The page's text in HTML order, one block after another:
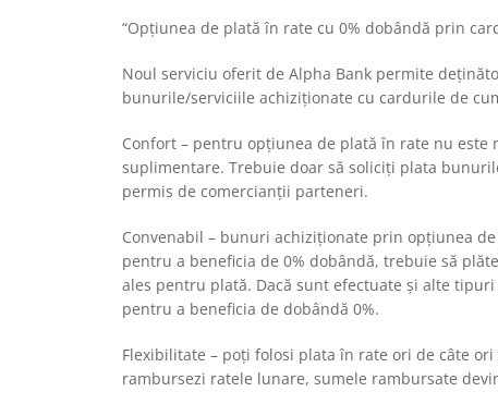
“Opțiunea de plată în rate cu 0% dobândă prin
Noul serviciu oferit de Alpha Bank permite
bunurile/serviciile achiziționate cu cardurile de
Confort – pentru opțiunea de plată în rate nu este
suplimentare. Trebuie doar să soliciți plata
permis de comercianții parteneri.
Convenabil – bunuri achiziționate prin opțiunea
pentru a beneficia de 0% dobândă, trebuie să
ales pentru plată. Dacă sunt efectuate și alte
pentru a beneficia de dobândă 0%.
Flexibilitate – poți folosi plata în rate ori de câte
rambursezi ratele lunare, sumele rambursate